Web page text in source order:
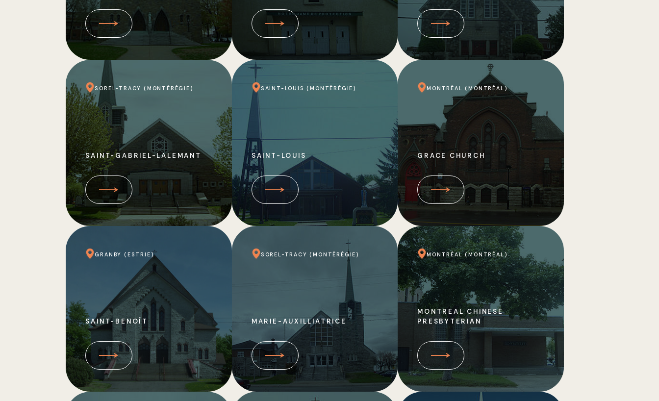
SOREL-TRACY (MONTÉRÉGIE)
SAINT-GABRIEL-LALEMANT
SAINT-LOUIS (MONTÉRÉGIE)
SAINT-LOUIS
MONTRÉAL (MONTRÉAL)
GRACE CHURCH
GRANBY (ESTRIE)
SAINT-BENOÎT
SOREL-TRACY (MONTÉRÉGIE)
MARIE-AUXILLIATRICE
MONTRÉAL (MONTRÉAL)
MONTREAL CHINESE
PRESBYTERIAN